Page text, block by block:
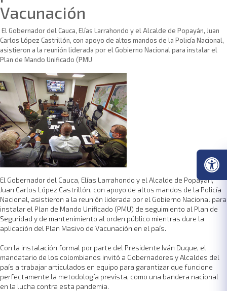
Vacunación
El Gobernador del Cauca, Elías Larrahondo y el Alcalde de Popayán, Juan
Carlos López Castrillón, con apoyo de altos mandos de la Policía Nacional,
asistieron a la reunión liderada por el Gobierno Nacional para instalar el
Plan de Mando Unificado (PMU
El Gobernador del Cauca, Elías Larrahondo y el Alcalde de Popayán,
Juan Carlos López Castrillón, con apoyo de altos mandos de la Policía
Nacional, asistieron a la reunión liderada por el Gobierno Nacional para
instalar el Plan de Mando Unificado (PMU) de seguimiento al Plan de
Seguridad y de mantenimiento al orden público mientras dure la
aplicación del Plan Masivo de Vacunación en el país.
Con la instalación formal por parte del Presidente Iván Duque, el
mandatario de los colombianos invitó a Gobernadores y Alcaldes del
país a trabajar articulados en equipo para garantizar que funcione
perfectamente la metodología prevista, como una bandera nacional
en la lucha contra esta pandemia.